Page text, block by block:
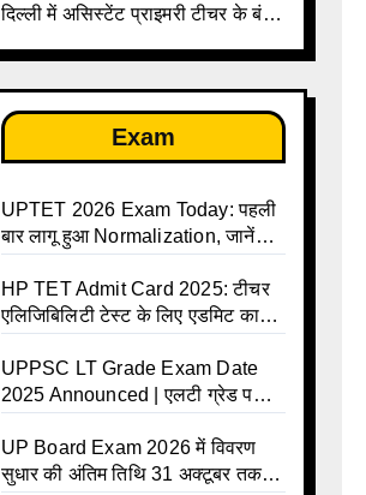
दिल्ली में असिस्टेंट प्राइमरी टीचर के बंपर
Exam
UPTET 2026 Exam Today: पहली
बार लागू हुआ Normalization, जानें
क्या होगा फायदा
HP TET Admit Card 2025: टीचर
एलिजिबिलिटी टेस्ट के लिए एडमिट कार्ड
UPPSC LT Grade Exam Date
2025 Announced | एलटी ग्रेड परीक्षा
जानिए पूरा टाइम टेबल
UP Board Exam 2026 में विवरण
सुधार की अंतिम तिथि 31 अक्टूबर तक